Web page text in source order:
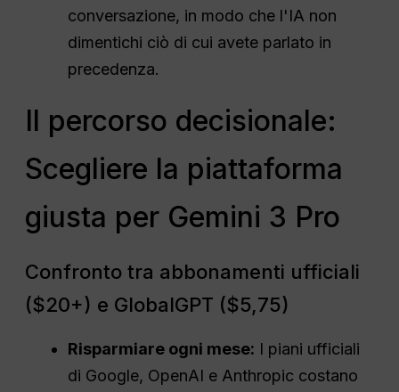
conversazione, in modo che l'IA non
dimentichi ciò di cui avete parlato in
precedenza.
Il percorso decisionale:
Scegliere la piattaforma
giusta per Gemini 3 Pro
Confronto tra abbonamenti ufficiali
($20+) e GlobalGPT ($5,75)
Risparmiare ogni mese: I piani ufficiali
di Google, OpenAI e Anthropic costano